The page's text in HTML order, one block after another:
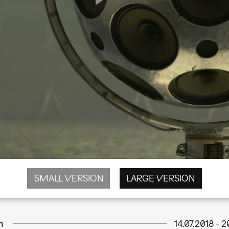
SMALL VERSION LARGE VERSION
14.07.2018-